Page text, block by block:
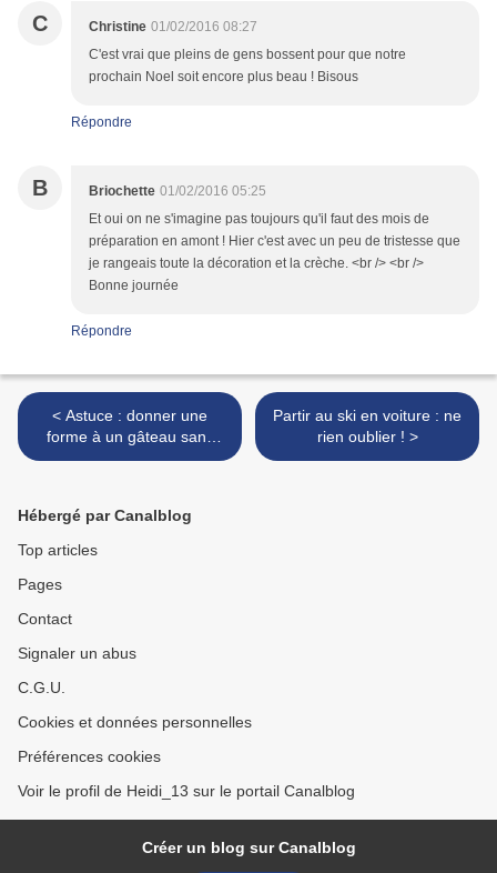
C Christine 01/02/2016 08:27
C'est vrai que pleins de gens bossent pour que notre
prochain Noel soit encore plus beau ! Bisous
Répondre
B Briochette 01/02/2016 05:25
Et oui on ne s'imagine pas toujours qu'il faut des mois de
préparation en amont ! Hier c'est avec un peu de tristesse que
je rangeais toute la décoration et la crèche. <br /> <br />
Bonne journée
Répondre
< Astuce : donner une
forme à un gâteau sans
avoir de moule spécifique
Partir au ski en voiture : ne
rien oublier ! >
Hébergé par Canalblog
Top articles
Pages
Contact
Signaler un abus
C.G.U.
Cookies et données personnelles
Préférences cookies
Voir le profil de Heidi_13 sur le portail Canalblog
Créer un blog sur Canalblog